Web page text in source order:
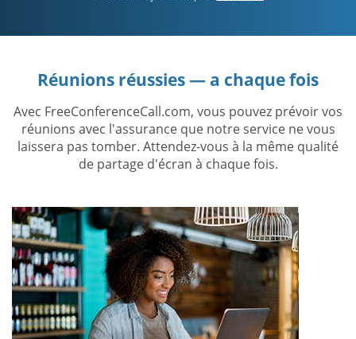
Réunions réussies — a chaque fois
Avec FreeConferenceCall.com, vous pouvez prévoir vos
réunions avec l'assurance que notre service ne vous
laissera pas tomber. Attendez-vous à la même qualité
de partage d'écran à chaque fois.